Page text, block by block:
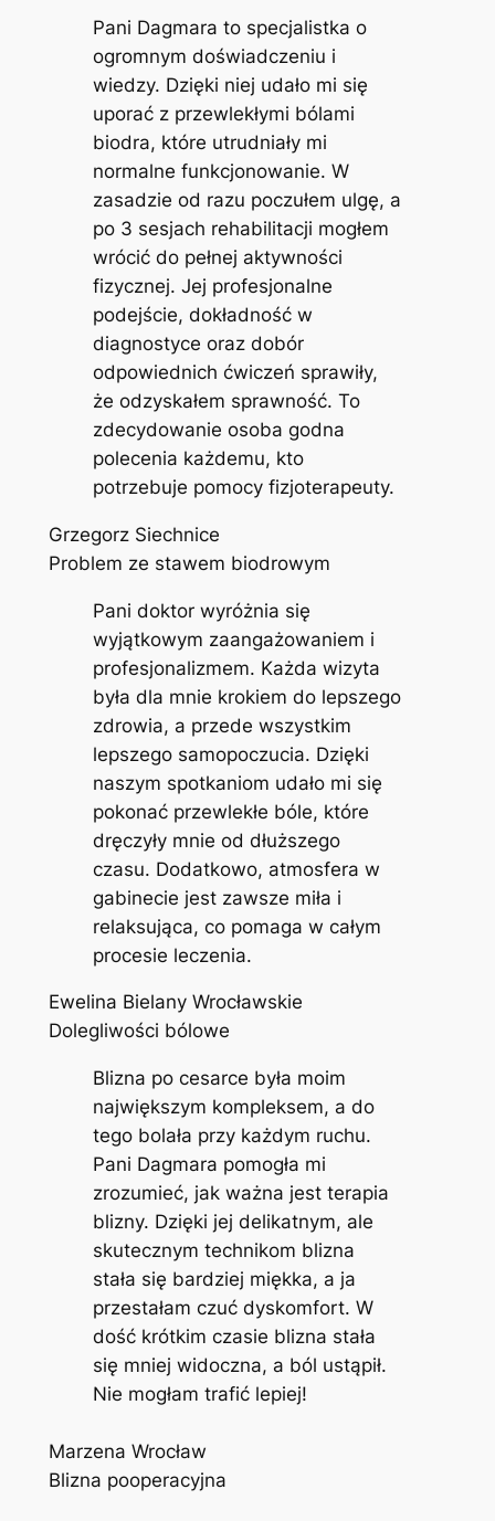
Pani Dagmara to specjalistka o
ogromnym doświadczeniu i
wiedzy. Dzięki niej udało mi się
uporać z przewlekłymi bólami
biodra, które utrudniały mi
normalne funkcjonowanie. W
zasadzie od razu poczułem ulgę, a
po 3 sesjach rehabilitacji mogłem
wrócić do pełnej aktywności
fizycznej. Jej profesjonalne
podejście, dokładność w
diagnostyce oraz dobór
odpowiednich ćwiczeń sprawiły,
że odzyskałem sprawność. To
zdecydowanie osoba godna
polecenia każdemu, kto
potrzebuje pomocy fizjoterapeuty.
Grzegorz Siechnice
Problem ze stawem biodrowym
Pani doktor wyróżnia się
wyjątkowym zaangażowaniem i
profesjonalizmem. Każda wizyta
była dla mnie krokiem do lepszego
zdrowia, a przede wszystkim
lepszego samopoczucia. Dzięki
naszym spotkaniom udało mi się
pokonać przewlekłe bóle, które
dręczyły mnie od dłuższego
czasu. Dodatkowo, atmosfera w
gabinecie jest zawsze miła i
relaksująca, co pomaga w całym
procesie leczenia.
Ewelina Bielany Wrocławskie
Dolegliwości bólowe
Blizna po cesarce była moim
największym kompleksem, a do
tego bolała przy każdym ruchu.
Pani Dagmara pomogła mi
zrozumieć, jak ważna jest terapia
blizny. Dzięki jej delikatnym, ale
skutecznym technikom blizna
stała się bardziej miękka, a ja
przestałam czuć dyskomfort. W
dość krótkim czasie blizna stała
się mniej widoczna, a ból ustąpił.
Nie mogłam trafić lepiej!
Marzena Wrocław
Blizna pooperacyjna